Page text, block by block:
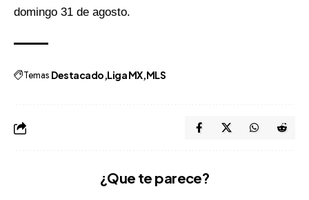
domingo 31 de agosto.
Temas Destacado Liga MX MLS
¿Que te parece?